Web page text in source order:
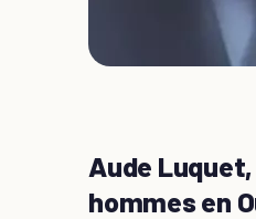
Aude
hommes en